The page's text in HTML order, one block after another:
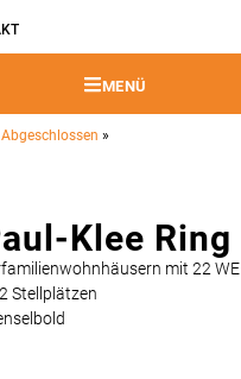
MENÜ
»
Klee Ring
mit 22 WE
Stellplätzen